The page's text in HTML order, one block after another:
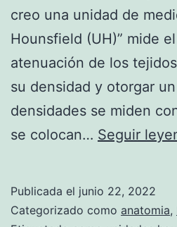
creo una unidad de
Hounsfield (UH)” mide
atenuación de los
su densidad y otorgar
densidades se miden
se colocan… Seguir
Publicada el junio 22, 2022
Categorizado como anatomia,